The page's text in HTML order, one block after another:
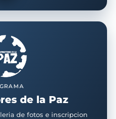
de la Paz
de fotos e inscripcion